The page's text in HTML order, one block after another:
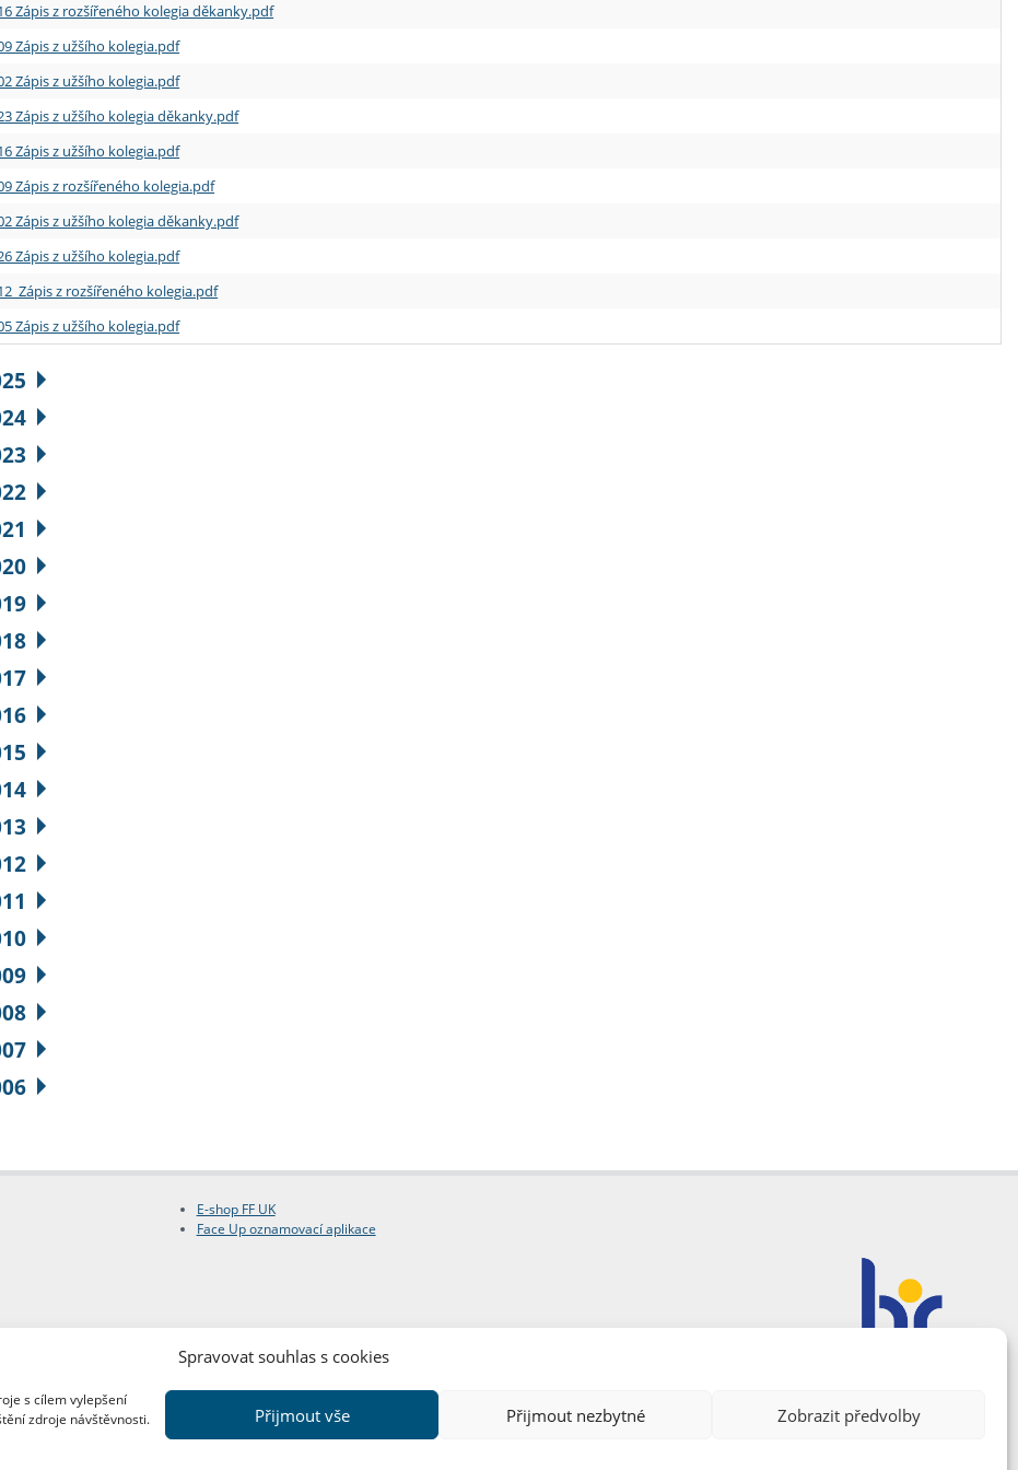
Spravovat souhlas s cookies
s cílem vylepšení
zdroje návštěvnosti.
Přijmout vše Přijmout nezbytné Zobrazit předvolby
Zápis z rozšířeného kolegia děkanky.pdf
Zápis z užšího kolegia.pdf
Zápis z užšího kolegia.pdf
Zápis z užšího kolegia děkanky.pdf
Zápis z užšího kolegia.pdf
Zápis z rozšířeného kolegia.pdf
Zápis z užšího kolegia děkanky.pdf
Zápis z užšího kolegia.pdf
Zápis z rozšířeného kolegia.pdf
Zápis z užšího kolegia.pdf
E-shop FF UK
Face Up oznamovací aplikace